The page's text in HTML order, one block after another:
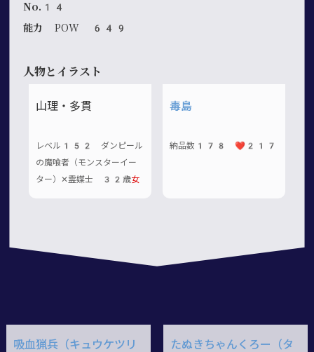
No.14
能力POW 649
人物とイラスト
山理・多貫
レベル152 ダンピール
の魔喰者（モンスターイー
ター）✕霊媒士 32歳女
毒島
納品数178 ❤️217
吸血猟兵（キュウケツリ
たぬきちゃんくろー（タ